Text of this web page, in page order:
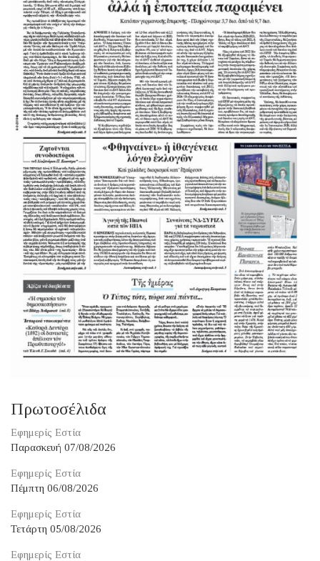
Πρωτοσέλιδα
Εφημερίς Εστία
Παρασκευή 07/08/2026
Εφημερίς Εστία
Πέμπτη 06/08/2026
Εφημερίς Εστία
Τετάρτη 05/08/2026
Εφημερίς Εστία